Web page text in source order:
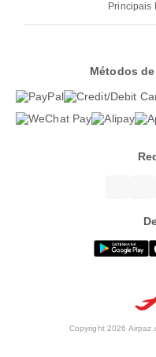
Principais
Métodos
Copyright 2026